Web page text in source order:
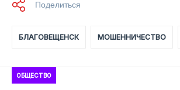
БЛАГОВЕЩЕНСК МОШЕННИЧЕСТВО
ОБЩЕСТВО